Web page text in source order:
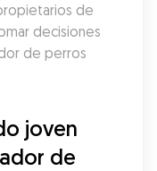
de
decisiones
de perros
joven
de